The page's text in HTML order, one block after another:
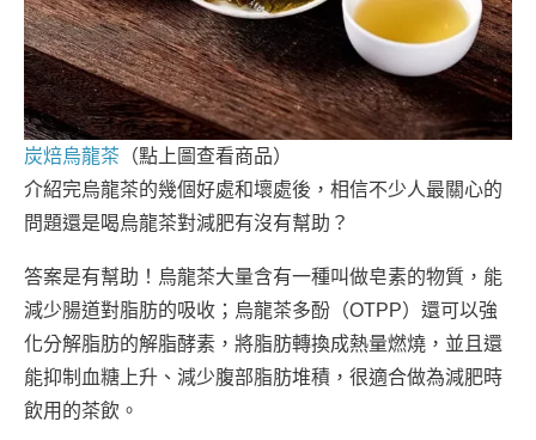
炭焙烏龍茶 （點上圖查看商品）
介紹完烏龍茶的幾個好處和壞處後，相信不少人最關心的
問題還是喝烏龍茶對減肥有沒有幫助？
答案是有幫助！烏龍茶大量含有一種叫做皂素的物質，能
減少腸道對脂肪的吸收；烏龍茶多酚（OTPP）還可以強
化分解脂肪的解脂酵素，將脂肪轉換成熱量燃燒，並且還
能抑制血糖上升、減少腹部脂肪堆積，很適合做為減肥時
飲用的茶飲。